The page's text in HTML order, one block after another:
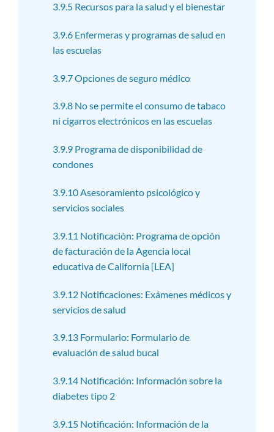
3.9.5 Recursos para la salud y el bienestar
3.9.6 Enfermeras y programas de salud en
las escuelas
3.9.7 Opciones de seguro médico
3.9.8 No se permite el consumo de tabaco
ni cigarros electrónicos en las escuelas
3.9.9 Programa de disponibilidad de
condones
3.9.10 Asesoramiento psicológico y
servicios sociales
3.9.11 Notificación: Programa de opción
de facturación de la Agencia local
educativa de California [LEA]
3.9.12 Notificaciones: Exámenes médicos y
servicios de salud
3.9.13 Formulario: Formulario de
evaluación de salud bucal
3.9.14 Notificación: Información sobre la
diabetes tipo 2
3.9.15 Notificación: Información de la